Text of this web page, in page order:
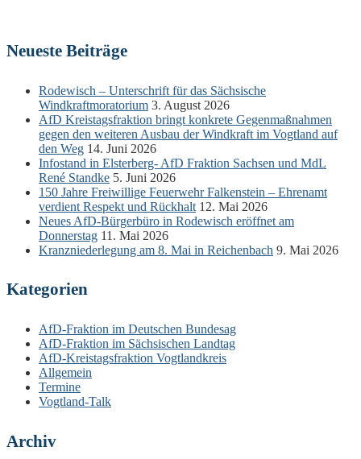
Neueste Beiträge
Rodewisch – Unterschrift für das Sächsische
Windkraftmoratorium 3. August 2026
AfD Kreistagsfraktion bringt konkrete Gegenmaßnahmen
gegen den weiteren Ausbau der Windkraft im Vogtland auf
den Weg 14. Juni 2026
Infostand in Elsterberg- AfD Fraktion Sachsen und MdL
René Standke 5. Juni 2026
150 Jahre Freiwillige Feuerwehr Falkenstein – Ehrenamt
verdient Respekt und Rückhalt 12. Mai 2026
Neues AfD-Bürgerbüro in Rodewisch eröffnet am
Donnerstag 11. Mai 2026
Kranzniederlegung am 8. Mai in Reichenbach 9. Mai 2026
Kategorien
AfD-Fraktion im Deutschen Bundesag
AfD-Fraktion im Sächsischen Landtag
AfD-Kreistagsfraktion Vogtlandkreis
Allgemein
Termine
Vogtland-Talk
Archiv